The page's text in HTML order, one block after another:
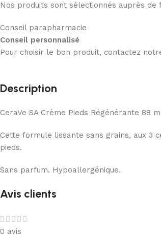
Nos produits sont sélectionnés auprès
Conseil parapharmacie
Conseil personnalisé
Pour choisir le bon produit, contactez
Description
CeraVe SA Crème Pieds Régénérante
Cette formule lissante sans grains, aux 3
pieds.
Sans parfum. Hypoallergénique.
Avis clients
0 avis